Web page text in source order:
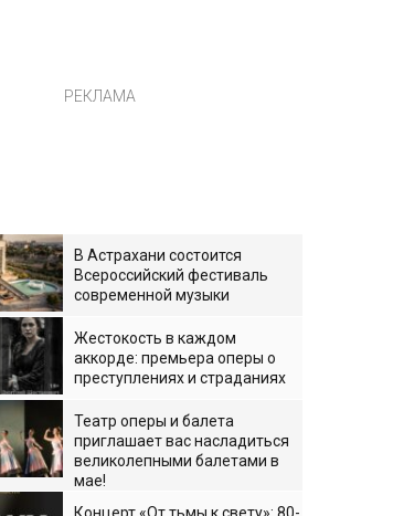
РЕКЛАМА
В Астрахани состоится
Всероссийский фестиваль
современной музыки
Жестокость в каждом
аккорде: премьера оперы о
преступлениях и страданиях
Театр оперы и балета
приглашает вас насладиться
великолепными балетами в
мае!